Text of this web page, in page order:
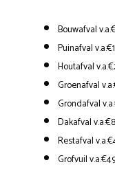
Bouwafval
Puinafval
Houtafval
Groenafval
Grondafval
Dakafval
Restafval
Grofvuil